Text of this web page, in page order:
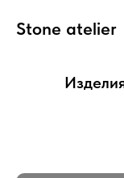
Stone atelier